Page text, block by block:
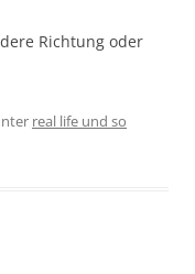
Richtung oder
real life und so